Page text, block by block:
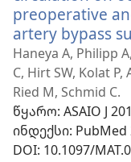
preoperative
artery bypass
Haneya A, Philipp
C, Hirt SW, Kolat
Ried M, Schmid C.
წყარო‎: ASAIO J
ინდექსი‎: PubMed
DOI‎: 10.1097/